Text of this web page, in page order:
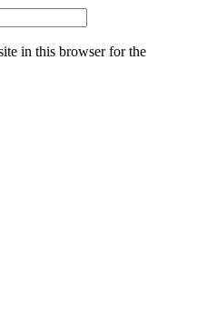
in this browser for the